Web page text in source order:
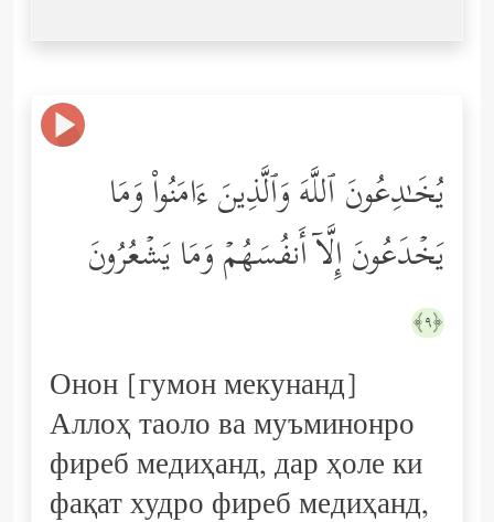
یُخَـٰدِعُونَ ٱللَّهَ وَٱلَّذِینَ ءَامَنُواْ وَمَا
یَخۡدَعُونَ إِلَّاۤ أَنفُسَهُمۡ وَمَا یَشۡعُرُونَ
﴿٩﴾
Онон [гумон мекунанд]
Аллоҳ таоло ва муъминонро
фиреб медиҳанд, дар ҳоле ки
фақат худро фиреб медиҳанд,